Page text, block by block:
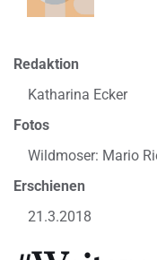
Redaktion
Katharina Ecker
Fotos
Wildmoser: Mario
Erschienen
21.3.2018